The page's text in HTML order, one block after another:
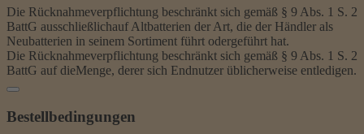
Die Rücknahmeverpflichtung beschränkt sich gemäß § 9 Abs. 1 S. 2
BattG ausschließlichauf Altbatterien der Art, die der Händler als
Neubatterien in seinem Sortiment führt odergeführt hat.
Die Rücknahmeverpflichtung beschränkt sich gemäß § 9 Abs. 1 S. 2
BattG auf dieMenge, derer sich Endnutzer üblicherweise entledigen.
Bestellbedingungen